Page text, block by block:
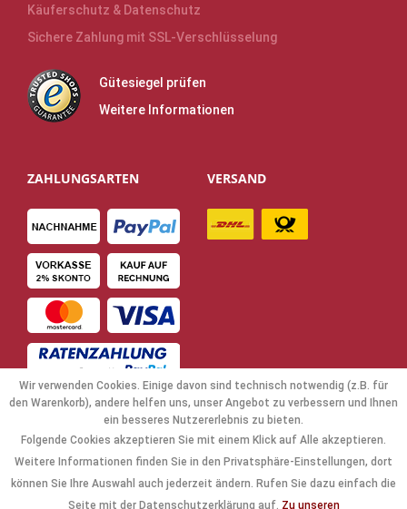
Käuferschutz & Datenschutz
Sichere Zahlung mit SSL-Verschlüsselung
Gütesiegel prüfen
Weitere Informationen
ZAHLUNGSARTEN VERSAND
NAVIGATION
Wir verwenden Cookies. Einige davon sind technisch notwendig (z.B. für
den Warenkorb), andere helfen uns, unser Angebot zu verbessern und Ihnen
ein besseres Nutzererlebnis zu bieten.
Folgende Cookies akzeptieren Sie mit einem Klick auf Alle akzeptieren.
Weitere Informationen finden Sie in den Privatsphäre-Einstellungen, dort
können Sie Ihre Auswahl auch jederzeit ändern. Rufen Sie dazu einfach die
Seite mit der Datenschutzerklärung auf. Zu unseren